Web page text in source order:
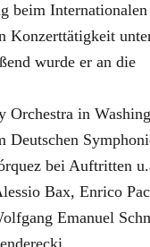
beim
Konzerttätigkeit
wurde er an die
Orchestra in
Deutschen
bei Auftritten
Bax, Enrico
Emanuel